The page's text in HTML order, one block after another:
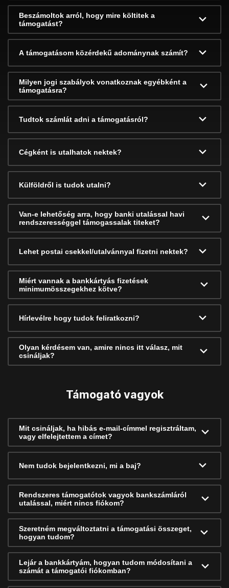
Beszámoltok arról, hogy mire költitek a
támogatást?
A támogatásom közérdekű adománynak számít?
Milyen jogi szabályok vonatkoznak egyébként a
támogatásra?
Tudtok számlát adni a támogatásról?
Cégként is utalhatok nektek?
Külföldről is tudok utalni?
Van-e lehetőség arra, hogy banki utalással havi
rendszerességgel támogassalak titeket?
Lehet postai csekkel/utalvánnyal fizetni nektek?
Miért vannak a bankkártyás fizetések
minimumösszegekhez kötve?
Hírlevélre hogy tudok feliratkozni?
Olyan kérdésem van, amire nincs itt válasz, mit
csináljak?
Támogató vagyok
Mit csináljak, ha hibás e-mail-címmel regisztráltam,
vagy elfelejtettem a címet?
Nem tudok bejelentkezni, mi a baj?
Rendszeres támogatótok vagyok bankszámláról
utalással, miért nincs fiókom?
Szeretném megváltoztatni a támogatási összeget,
hogyan tudom?
Lejár a bankkártyám, hogyan tudom módosítani a
számát a támogatói fiókomban?